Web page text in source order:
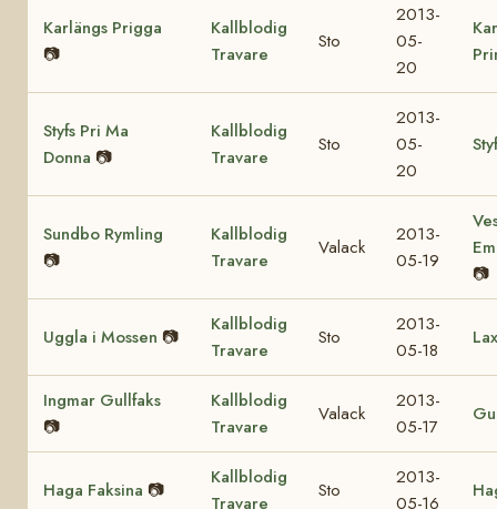
Karlängs Prigga
📷
Kallblodig
Travare
Sto
2013-
05-
20
Styfs Pri Ma
Donna 📷
Kallblodig
Travare
Sto
2013-
05-
20
Sundbo Rymling
📷
Kallblodig
Travare
Valack
2013-
05-19
📷
Uggla i Mossen 📷
Kallblodig
Travare
Sto
2013-
05-18
Ingmar Gullfaks
📷
Kallblodig
Travare
Valack
2013-
05-17
Haga Faksina 📷
Kallblodig
Travare
Sto
2013-
05-16